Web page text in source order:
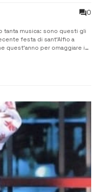
0
tanta musica: sono questi gli
festa di sant’Alfio a
quest’anno per omaggiare i
che ha reso ancora ...